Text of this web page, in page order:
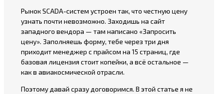
Рынок SCADA-систем устроен так, что честную цену
узнать почти невозможно. Заходишь на сайт
западного вендора — там написано «Запросить
цену». Заполняешь форму, тебе через три дня
приходит менеджер с прайсом на 15 страниц, где
базовая лицензия стоит копейки, а всё остальное —
как в авиакосмической отрасли.
Поэтому давай сразу договоримся. В этой статье я не